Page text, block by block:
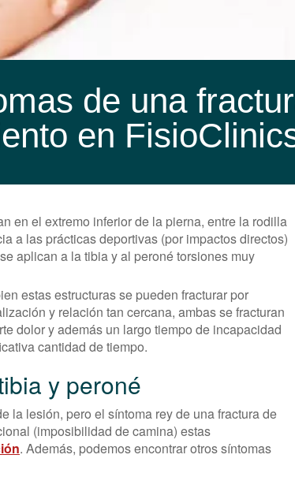
de una
en
en el extremo inferior de la pierna, entre la rodilla
a las prácticas deportivas (por impactos directos)
aplican a la tibia y al peroné torsiones muy
estas estructuras se pueden fracturar por
y relación tan cercana, ambas se fracturan
dolor y además un largo tiempo de incapacidad
cantidad de tiempo.
y peroné
la lesión, pero el síntoma rey de una fractura de
(imposibilidad de camina) estas
. Además, podemos encontrar otros síntomas